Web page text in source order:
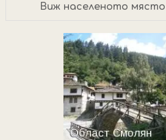
Виж населеното